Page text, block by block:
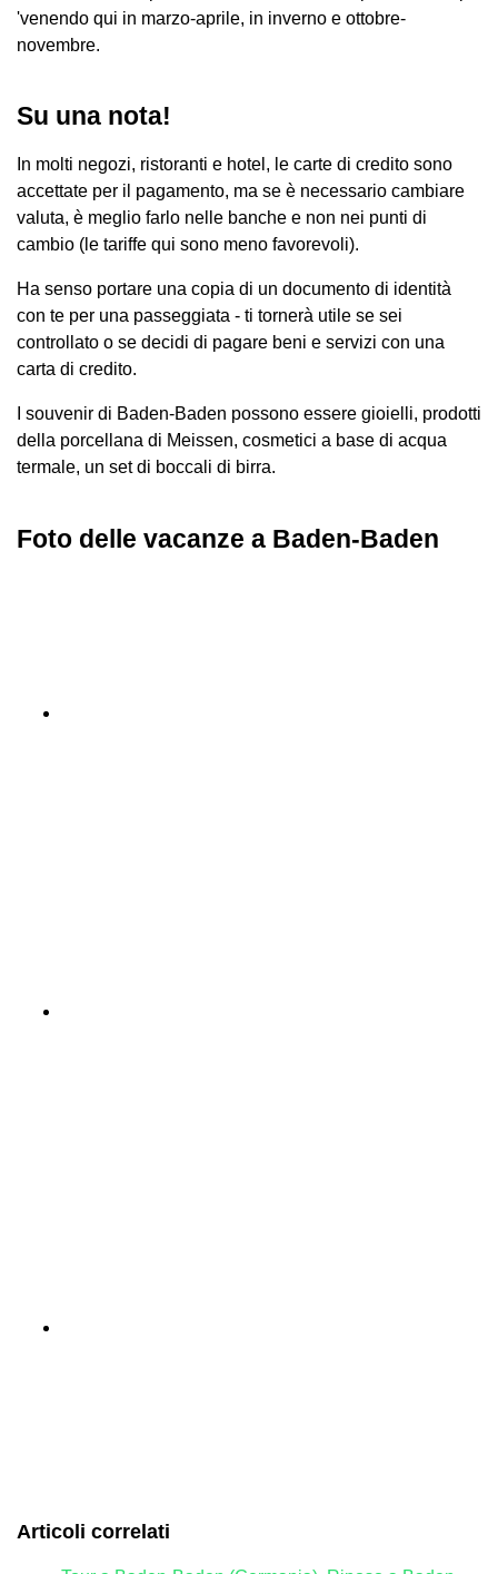
'venendo qui in marzo-aprile, in inverno e ottobre-
novembre.
Su una nota!
In molti negozi, ristoranti e hotel, le carte di credito sono
accettate per il pagamento, ma se è necessario cambiare
valuta, è meglio farlo nelle banche e non nei punti di
cambio (le tariffe qui sono meno favorevoli).
Ha senso portare una copia di un documento di identità
con te per una passeggiata - ti tornerà utile se sei
controllato o se decidi di pagare beni e servizi con una
carta di credito.
I souvenir di Baden-Baden possono essere gioielli, prodotti
della porcellana di Meissen, cosmetici a base di acqua
termale, un set di boccali di birra.
Foto delle vacanze a Baden-Baden
Articoli correlati